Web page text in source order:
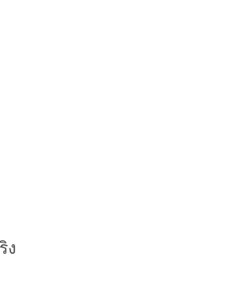
ง
จับอย่างไร
แบบไหน
าหัวใจ
ายาว
า
ลักษณะอย่างไร เห